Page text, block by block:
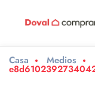
Casa Medios